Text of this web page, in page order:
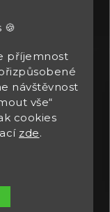
příjemnost
návštěvnost
vše“
cookies
zde.
ochrany osobních